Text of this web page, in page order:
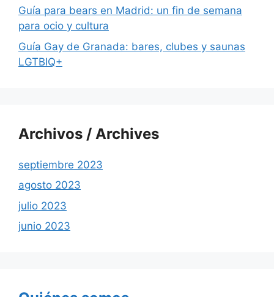
Guía para bears en Madrid: un fin de semana
para ocio y cultura
Guía Gay de Granada: bares, clubes y saunas
LGTBIQ+
Archivos / Archives
septiembre 2023
agosto 2023
julio 2023
junio 2023